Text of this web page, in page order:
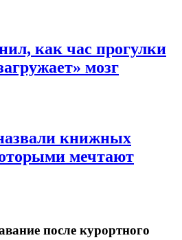
как час прогулки
мозг
книжных
мечтают
после курортного